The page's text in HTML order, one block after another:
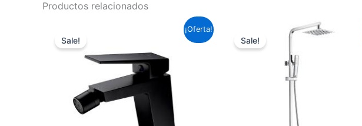
Productos relacionados
¡Oferta!
Sale!
era:
95,59 €.
es:
70,76 €.
Sale!
precio
313,39 €.
El
precio